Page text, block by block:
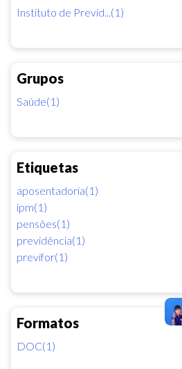
Instituto de Previd...(1)
Grupos
Saúde(1)
Etiquetas
aposentadoria(1)
ipm(1)
pensões(1)
previdência(1)
previfor(1)
Formatos
DOC(1)